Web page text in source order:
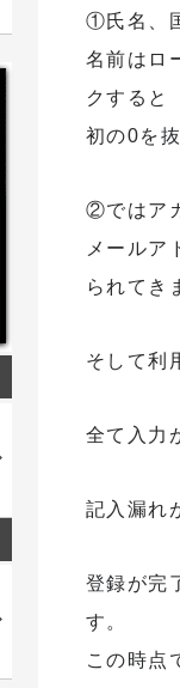
①氏名、
名前はロ
クすると
初の0を
②ではア
メールア
られてき
そして利
全て入力
記入漏れ
登録が完
す。
この時点